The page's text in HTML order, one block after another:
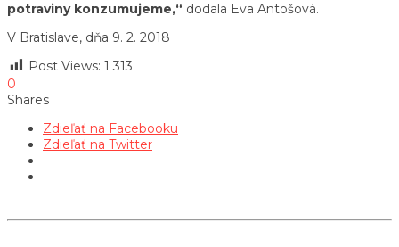
potraviny konzumujeme,“ dodala Eva Antošová.
V Bratislave, dňa 9. 2. 2018
Post Views: 1 313
0
Shares
Zdieľať na Facebooku
Zdieľať na Twitter